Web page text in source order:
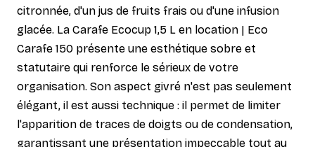
citronnée, d'un jus de fruits frais ou d'une infusion
glacée. La Carafe Ecocup 1,5 L en location | Eco
Carafe 150 présente une esthétique sobre et
statutaire qui renforce le sérieux de votre
organisation. Son aspect givré n'est pas seulement
élégant, il est aussi technique : il permet de limiter
l'apparition de traces de doigts ou de condensation,
garantissant une présentation impeccable tout au